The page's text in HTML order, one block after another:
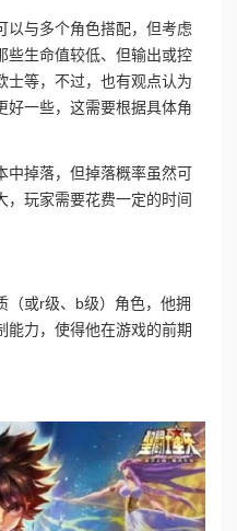
以与多个角色搭配，但考虑
些生命值较低、但输出或控
士等，不过，也有观点认为
好一些，这需要根据具体角
中掉落，但掉落概率虽然可
，玩家需要花费一定的时间
（或r级、b级）角色，他拥
能力，使得他在游戏的前期